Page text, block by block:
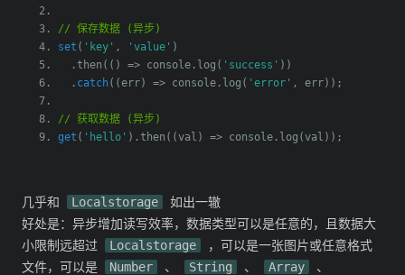
// 保存数据 (异步)
set ( 'key' , 'value' )
.then (() => console . log ( 'success' ))
. catch((err) => console . log ( 'error' , err));
// 获取数据 (异步)
get ( 'hello' ).then ((val ) => console . log (val ));
几乎和 Localstorage
如出一辙
好处是：异步增加读写效率，数据类型可以是任意的，且数据大
小限制远超过
Localstorage
，可以是一张图片或任意格式
文件，可以是
Number 、 String 、 Array
、